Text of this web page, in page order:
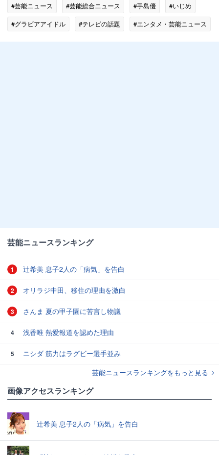
#芸能ニュース #芸能総合ニュース #手島優
#いじめ
#グラビアアイドル
#テレビの話題 #エンタメ・芸能ニュース
芸能ニュースランキング
1 辻希美 息子2人の「病気」を告白
2 オリラジ中田、移住の理由を激白
3 さんま 夏の甲子園に苦言し物議
4 浅香唯 熱愛報道を認めた理由
5
ニシダ 筋力はラグビー選手並み
芸能ニュースランキングをもっと見る
画像アクセスランキング
辻希美 息子2人の「病気」を告白